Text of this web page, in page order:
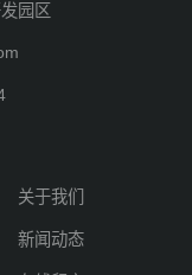
园区
关于我们
新闻动态